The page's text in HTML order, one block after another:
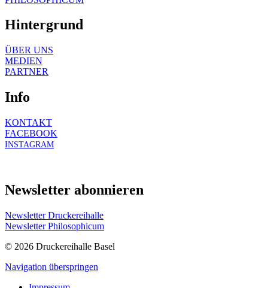
Hintergrund
ÜBER UNS
MEDIEN
PARTNER
Info
KONTAKT
FACEBOOK
INSTAGRAM
Newsletter abonnieren
Newsletter Druckereihalle
Newsletter Philosophicum
© 2026 Druckereihalle Basel
Navigation überspringen